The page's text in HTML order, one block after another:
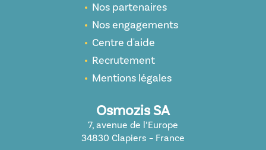
Nos partenaires
Nos engagements
Centre d'aide
Recrutement
Mentions légales
Osmozis SA
7, avenue de l’Europe
34830 Clapiers – France